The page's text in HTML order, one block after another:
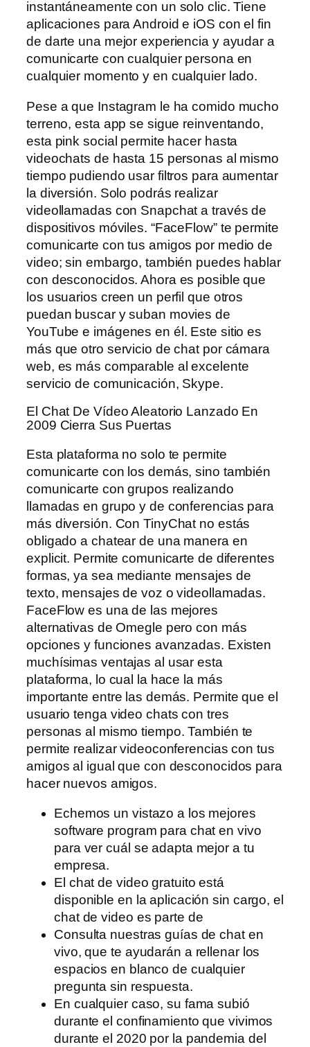
instantáneamente con un solo clic. Tiene
aplicaciones para Android e iOS con el fin
de darte una mejor experiencia y ayudar a
comunicarte con cualquier persona en
cualquier momento y en cualquier lado.
Pese a que Instagram le ha comido mucho
terreno, esta app se sigue reinventando,
esta pink social permite hacer hasta
videochats de hasta 15 personas al mismo
tiempo pudiendo usar filtros para aumentar
la diversión. Solo podrás realizar
videollamadas con Snapchat a través de
dispositivos móviles. “FaceFlow” te permite
comunicarte con tus amigos por medio de
video; sin embargo, también puedes hablar
con desconocidos. Ahora es posible que
los usuarios creen un perfil que otros
puedan buscar y suban movies de
YouTube e imágenes en él. Este sitio es
más que otro servicio de chat por cámara
web, es más comparable al excelente
servicio de comunicación, Skype.
El Chat De Vídeo Aleatorio Lanzado En
2009 Cierra Sus Puertas
Esta plataforma no solo te permite
comunicarte con los demás, sino también
comunicarte con grupos realizando
llamadas en grupo y de conferencias para
más diversión. Con TinyChat no estás
obligado a chatear de una manera en
explicit. Permite comunicarte de diferentes
formas, ya sea mediante mensajes de
texto, mensajes de voz o videollamadas.
FaceFlow es una de las mejores
alternativas de Omegle pero con más
opciones y funciones avanzadas. Existen
muchísimas ventajas al usar esta
plataforma, lo cual la hace la más
importante entre las demás. Permite que el
usuario tenga video chats con tres
personas al mismo tiempo. También te
permite realizar videoconferencias con tus
amigos al igual que con desconocidos para
hacer nuevos amigos.
Echemos un vistazo a los mejores
software program para chat en vivo
para ver cuál se adapta mejor a tu
empresa.
El chat de video gratuito está
disponible en la aplicación sin cargo, el
chat de video es parte de
Consulta nuestras guías de chat en
vivo, que te ayudarán a rellenar los
espacios en blanco de cualquier
pregunta sin respuesta.
En cualquier caso, su fama subió
durante el confinamiento que vivimos
durante el 2020 por la pandemia del